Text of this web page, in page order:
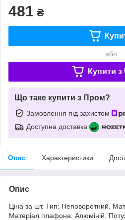
481 ₴
або
Купити з
Що таке купити з Пром?
Замовлення під захистом
Доступна доставка
Опис Характеристики
Опис
Ціна за шт. Тип: Неповоротний.
Матеріал плафона: Алюміній.